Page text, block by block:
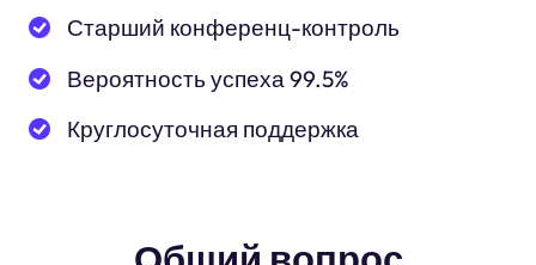
Старший конференц-контроль
Вероятность успеха 99.5%
Круглосуточная поддержка